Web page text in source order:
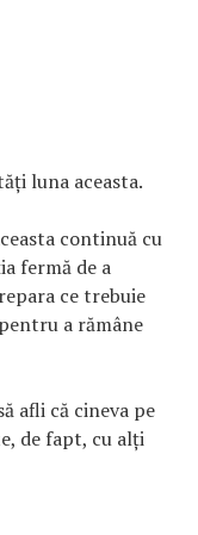
luna aceasta.
continuă cu
fermă de a
ce trebuie
a rămâne
afli că cineva pe
de fapt, cu alți